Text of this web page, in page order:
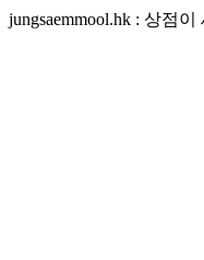
jungsaemmool.hk : 상점